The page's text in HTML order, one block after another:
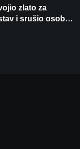
zlato za
i srušio osobni